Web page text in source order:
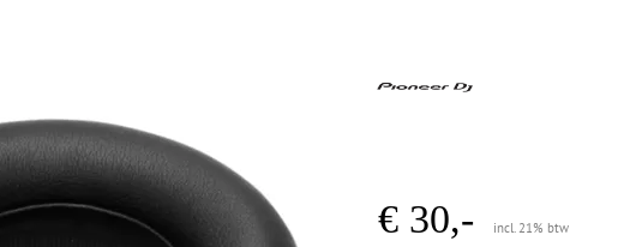
€ 30,- incl. 21% btw